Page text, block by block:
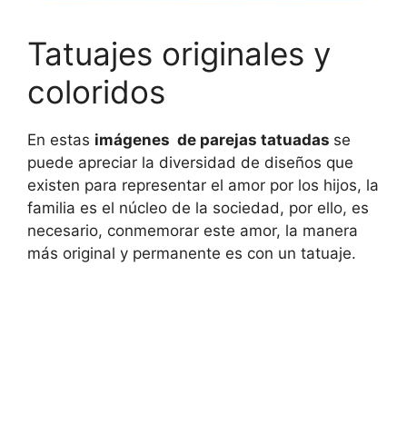
Tatuajes originales y
coloridos
En estas imágenes de parejas tatuadas se
puede apreciar la diversidad de diseños que
existen para representar el amor por los hijos, la
familia es el núcleo de la sociedad, por ello, es
necesario, conmemorar este amor, la manera
más original y permanente es con un tatuaje.